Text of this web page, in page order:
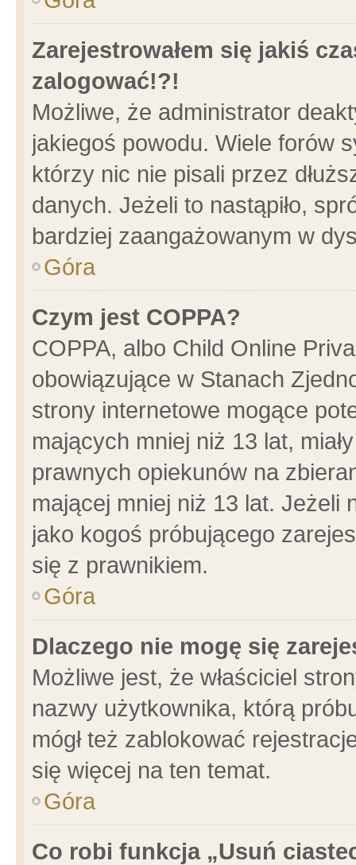
Zarejestrowałem się jakiś
zalogować!?!
Możliwe, że administrator
jakiegoś powodu. Wiele forów
którzy nic nie pisali przez
danych. Jeżeli to nastąpiło,
bardziej zaangażowanym w
Góra
Czym jest COPPA?
COPPA, albo Child Online
obowiązujące w Stanach
strony internetowe mogące
mających mniej niż 13 lat,
prawnych opiekunów na
mającej mniej niż 13 lat. Jeżeli
jako kogoś próbującego
się z prawnikiem.
Góra
Dlaczego nie mogę się
Możliwe jest, że właściciel
nazwy użytkownika, którą
mógł też zablokować
się więcej na ten temat.
Góra
Co robi funkcja „Usuń